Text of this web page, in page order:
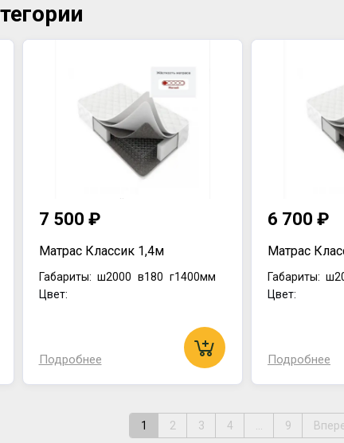
7 500 ₽
Матрас Классик 1,4м
Габариты: ш2000 в180 г1400мм
Цвет:
Подробнее
6 700 ₽
Матрас
Габариты:
Цвет:
Подробнее
1 2 3 4 9